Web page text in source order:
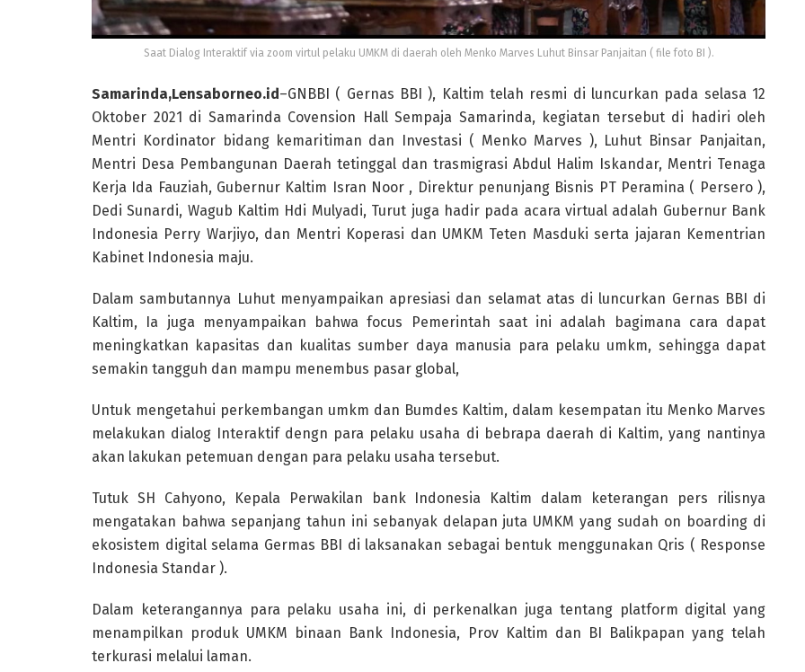
Saat Dialog Interaktif via zoom virtul pelaku UMKM di daerah oleh Menko Marves Luhut Binsar Panjaitan ( file foto BI ).
Samarinda,Lensaborneo.id –GNBBI ( Gernas BBI ), Kaltim telah resmi di luncurkan pada selasa 12
Oktober 2021 di Samarinda Covension Hall Sempaja Samarinda, kegiatan tersebut di hadiri oleh
Mentri Kordinator bidang kemaritiman dan Investasi ( Menko Marves ), Luhut Binsar Panjaitan,
Mentri Desa Pembangunan Daerah tetinggal dan trasmigrasi Abdul Halim Iskandar, Mentri Tenaga
Kerja Ida Fauziah, Gubernur Kaltim Isran Noor , Direktur penunjang Bisnis PT Peramina ( Persero ),
Dedi Sunardi, Wagub Kaltim Hdi Mulyadi, Turut juga hadir pada acara virtual adalah Gubernur Bank
Indonesia Perry Warjiyo, dan Mentri Koperasi dan UMKM Teten Masduki serta jajaran Kementrian
Kabinet Indonesia maju.
Dalam sambutannya Luhut menyampaikan apresiasi dan selamat atas di luncurkan Gernas BBI di
Kaltim, Ia juga menyampaikan bahwa focus Pemerintah saat ini adalah bagimana cara dapat
meningkatkan kapasitas dan kualitas sumber daya manusia para pelaku umkm, sehingga dapat
semakin tangguh dan mampu menembus pasar global,
Untuk mengetahui perkembangan umkm dan Bumdes Kaltim, dalam kesempatan itu Menko Marves
melakukan dialog Interaktif dengn para pelaku usaha di bebrapa daerah di Kaltim, yang nantinya
akan lakukan petemuan dengan para pelaku usaha tersebut.
Tutuk SH Cahyono, Kepala Perwakilan bank Indonesia Kaltim dalam keterangan pers rilisnya
mengatakan bahwa sepanjang tahun ini sebanyak delapan juta UMKM yang sudah on boarding di
ekosistem digital selama Germas BBI di laksanakan sebagai bentuk menggunakan Qris ( Response
Indonesia Standar ).
Dalam keterangannya para pelaku usaha ini, di perkenalkan juga tentang platform digital yang
menampilkan produk UMKM binaan Bank Indonesia, Prov Kaltim dan BI Balikpapan yang telah
terkurasi melalui laman.